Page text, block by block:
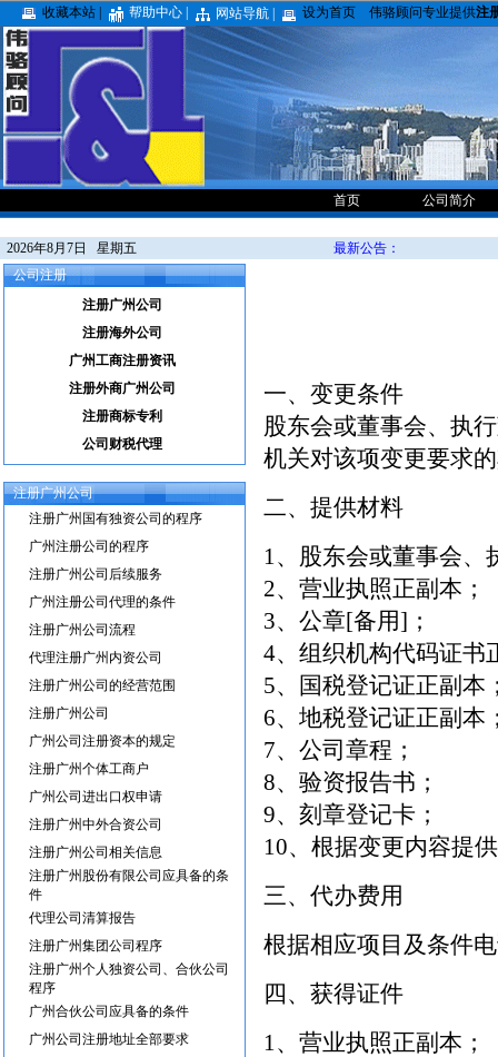
收藏本站 | 帮助中心 | 网站导航 | 设为首页 伟骆顾问专业提供注
首页 公司简介
2026年8月7日 星期五
最新公告：
公司注册
注册广州公司
注册海外公司
广州工商注册资讯
注册外商广州公司
注册商标专利
公司财税代理
注册广州公司
注册广州国有独资公司的程序
广州注册公司的程序
注册广州公司后续服务
广州注册公司代理的条件
注册广州公司流程
代理注册广州内资公司
注册广州公司的经营范围
注册广州公司
广州公司注册资本的规定
注册广州个体工商户
广州公司进出口权申请
注册广州中外合资公司
注册广州公司相关信息
注册广州股份有限公司应具备的条
件
代理公司清算报告
注册广州集团公司程序
注册广州个人独资公司、合伙公司
程序
广州合伙公司应具备的条件
广州公司注册地址全部要求
一、变更条件
股东会或董事会、执
机关对该项变更要求
二、提供材料
1、股东会或董事会、
2、营业执照正副本；
3、公章[备用]；
4、组织机构代码证书
5、国税登记证正副本
6、地税登记证正副本
7、公司章程；
8、验资报告书；
9、刻章登记卡；
10、根据变更内容提
三、代办费用
根据相应项目及条件
四、获得证件
1、营业执照正副本；